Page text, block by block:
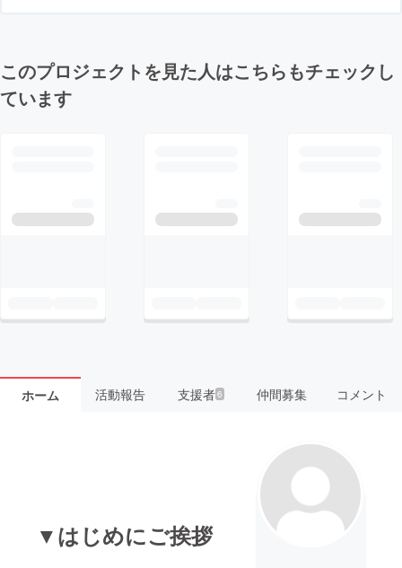
このプロジェクトを見た人はこちらもチェックし
ています
ホーム 活動報告 支援者6 仲間募集 コメント
▼はじめにご挨拶